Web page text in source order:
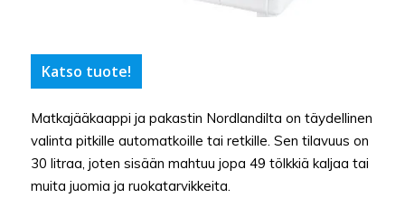
Katso tuote!
Matkajääkaappi ja pakastin Nordlandilta on täydellinen
valinta pitkille automatkoille tai retkille. Sen tilavuus on
30 litraa, joten sisään mahtuu jopa 49 tölkkiä kaljaa tai
muita juomia ja ruokatarvikkeita.